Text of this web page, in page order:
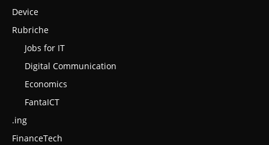
Device
Rubriche
Jobs for IT
Digital Communication
Economics
FantaICT
.ing
FinanceTech